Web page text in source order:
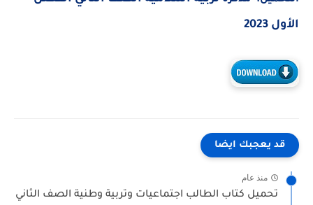
يعجبك ايضا
منذ عام
كتاب الطالب اجتماعيات وتربية وطنية الصف الثاني